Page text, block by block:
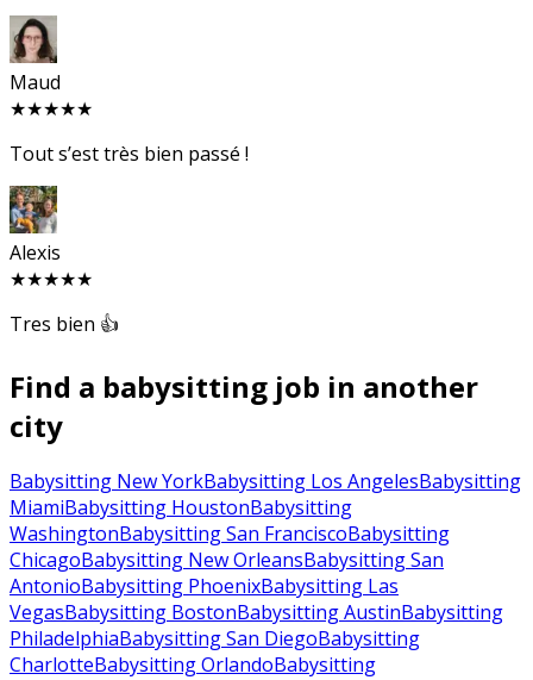
Maud
★★★★★
Tout s’est très bien passé !
Alexis
★★★★★
Tres bien 👍
Find a babysitting job in another
city
Babysitting New YorkBabysitting Los AngelesBabysitting
MiamiBabysitting HoustonBabysitting
WashingtonBabysitting San FranciscoBabysitting
ChicagoBabysitting New OrleansBabysitting San
AntonioBabysitting PhoenixBabysitting Las
VegasBabysitting BostonBabysitting AustinBabysitting
PhiladelphiaBabysitting San DiegoBabysitting
CharlotteBabysitting OrlandoBabysitting